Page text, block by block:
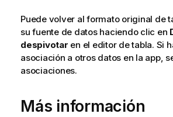
Puede volver al formato original de
su fuente de datos haciendo clic en
despivotar en el editor de tabla. Si
asociación a otros datos en la app,
asociaciones.
Más información